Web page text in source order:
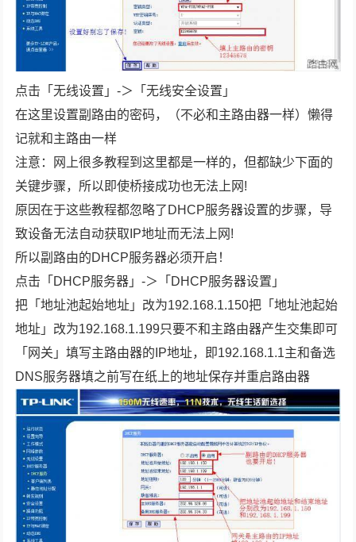
点击「无线设置」-＞「无线安全设置」
在这里设置副路由的密码，（不必和主路由器一样）懒得
记就和主路由一样
注意：网上很多教程到这里都是一样的，但都缺少下面的
关键步骤，所以即使桥接成功也无法上网!
原因在于这些教程都忽略了DHCP服务器设置的步骤，导
致设备无法自动获取IP地址而无法上网!
所以副路由的DHCP服务器必须开启！
点击「DHCP服务器」-＞「DHCP服务器设置」
把「地址池起始地址」改为192.168.1.150把「地址池起始
地址」改为192.168.1.199只要不和主路由器产生交集即可
「网关」填写主路由器的IP地址，即192.168.1.1主和备选
DNS服务器填之前写在纸上的地址保存并重启路由器